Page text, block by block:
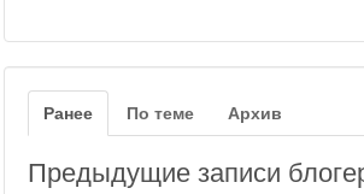
Ранее По теме Архив
Предыдущие записи